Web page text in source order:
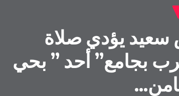
يؤدي صلاة
بجامع” أحد ” بحي